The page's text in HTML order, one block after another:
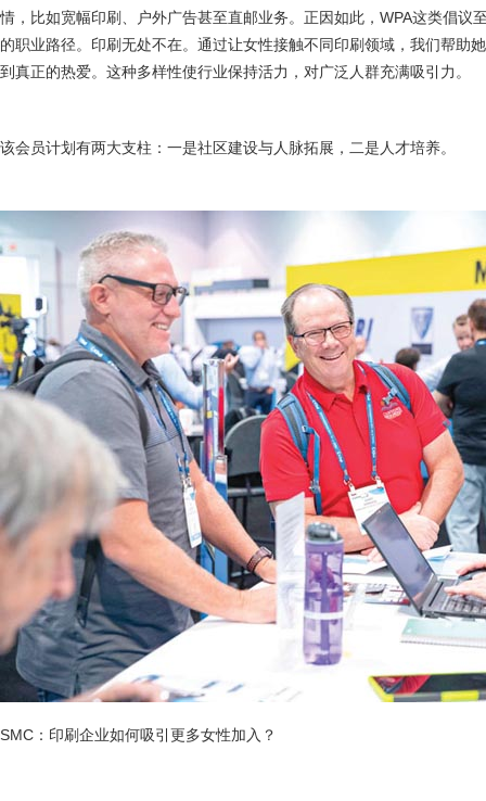
情，比如宽幅印刷、户外广告甚至直邮业务。正因如此，WPA这类倡
的职业路径。印刷无处不在。通过让女性接触不同印刷领域，我们帮助
到真正的热爱。这种多样性使行业保持活力，对广泛人群充满吸引力。
该会员计划有两大支柱：一是社区建设与人脉拓展，二是人才培养。
SMC：印刷企业如何吸引更多女性加入？